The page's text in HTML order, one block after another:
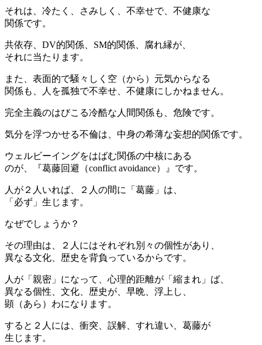
それは、冷たく、さみしく、不幸せで、不健康な
関係です。
共依存、DV的関係、SM的関係、腐れ縁が、
それに当たります。
また、表面的で騒々しく空（から）元気からなる
関係も、人を孤独で不幸せ、不健康にしかねません。
完全主義のはびこる冷酷な人間関係も、危険です。
気分を浮つかせる不倫は、中身の希薄な妄想的関係です。
ウェルビーイングをはばむ関係の中核にある
のが、『葛藤回避（conflict avoidance）』です。
人が２人いれば、２人の間に「葛藤」は、
「必ず」生じます。
なぜでしょうか？
その理由は、２人にはそれぞれ別々の個性があり、
異なる文化、歴史を背負っているからです。
人が「親密」になって、心理的距離が「縮まれ」ば、
異なる個性、文化、歴史が、早晩、浮上し、
顕（あら）わになります。
すると２人には、衝突、誤解、すれ違い、葛藤が
生じます。